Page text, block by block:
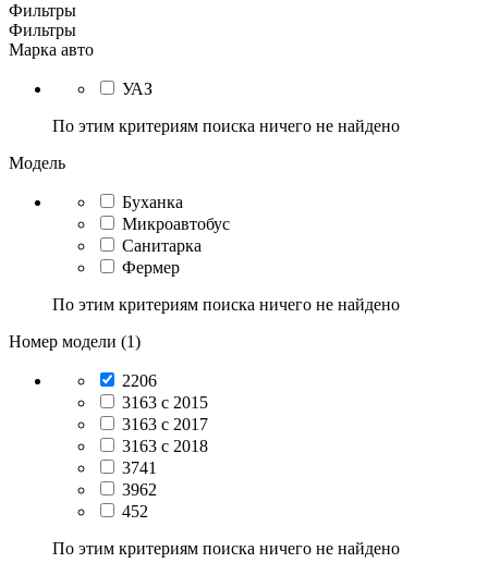
Фильтры
Фильтры
Марка авто
УАЗ
По этим критериям поиска ничего не найдено
Модель
Буханка
Микроавтобус
Санитарка
Фермер
По этим критериям поиска ничего не найдено
Номер модели (1)
2206
3163 с 2015
3163 с 2017
3163 с 2018
3741
3962
452
По этим критериям поиска ничего не найдено